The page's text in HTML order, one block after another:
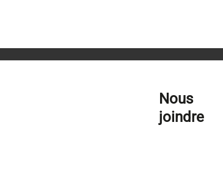
Nous
joindre